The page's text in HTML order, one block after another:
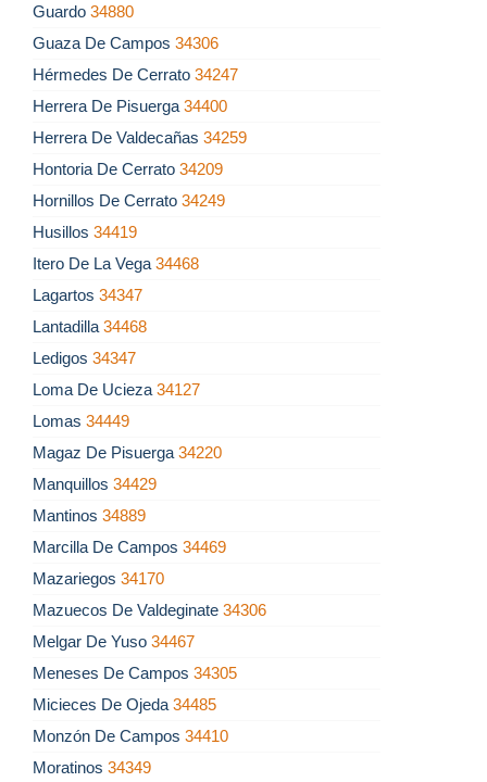
Guardo 34880
Guaza De Campos 34306
Hérmedes De Cerrato 34247
Herrera De Pisuerga 34400
Herrera De Valdecañas 34259
Hontoria De Cerrato 34209
Hornillos De Cerrato 34249
Husillos 34419
Itero De La Vega 34468
Lagartos 34347
Lantadilla 34468
Ledigos 34347
Loma De Ucieza 34127
Lomas 34449
Magaz De Pisuerga 34220
Manquillos 34429
Mantinos 34889
Marcilla De Campos 34469
Mazariegos 34170
Mazuecos De Valdeginate 34306
Melgar De Yuso 34467
Meneses De Campos 34305
Micieces De Ojeda 34485
Monzón De Campos 34410
Moratinos 34349